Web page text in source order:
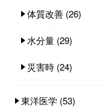
体質改善 (26)
水分量 (29)
災害時 (24)
東洋医学 (53)